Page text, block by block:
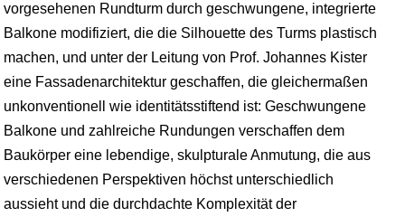
vorgesehenen Rundturm durch geschwungene, integrierte
Balkone modifiziert, die die Silhouette des Turms plastisch
machen, und unter der Leitung von Prof. Johannes Kister
eine Fassadenarchitektur geschaffen, die gleichermaßen
unkonventionell wie identitätsstiftend ist: Geschwungene
Balkone und zahlreiche Rundungen verschaffen dem
Baukörper eine lebendige, skulpturale Anmutung, die aus
verschiedenen Perspektiven höchst unterschiedlich
aussieht und die durchdachte Komplexität der